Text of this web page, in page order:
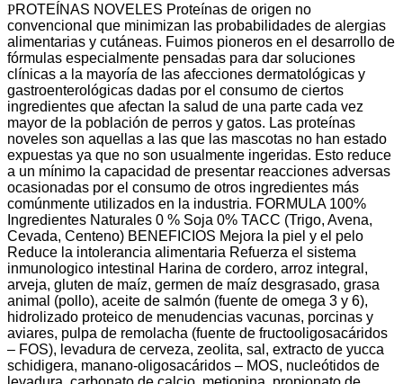
PROTEÍNAS NOVELES Proteínas de origen no
convencional que minimizan las probabilidades de alergias
alimentarias y cutáneas. Fuimos pioneros en el desarrollo de
fórmulas especialmente pensadas para dar soluciones
clínicas a la mayoría de las afecciones dermatológicas y
gastroenterológicas dadas por el consumo de ciertos
ingredientes que afectan la salud de una parte cada vez
mayor de la población de perros y gatos. Las proteínas
noveles son aquellas a las que las mascotas no han estado
expuestas ya que no son usualmente ingeridas. Esto reduce
a un mínimo la capacidad de presentar reacciones adversas
ocasionadas por el consumo de otros ingredientes más
comúnmente utilizados en la industria. FORMULA 100%
Ingredientes Naturales 0 % Soja 0% TACC (Trigo, Avena,
Cevada, Centeno) BENEFICIOS Mejora la piel y el pelo
Reduce la intolerancia alimentaria Refuerza el sistema
inmunologico intestinal Harina de cordero, arroz integral,
arveja, gluten de maíz, germen de maíz desgrasado, grasa
animal (pollo), aceite de salmón (fuente de omega 3 y 6),
hidrolizado proteico de menudencias vacunas, porcinas y
aviares, pulpa de remolacha (fuente de fructooligosacáridos
– FOS), levadura de cerveza, zeolita, sal, extracto de yucca
schidigera, manano-oligosacáridos – MOS, nucleótidos de